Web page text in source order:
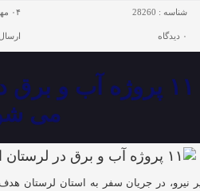
شناسه : 28260 ۰۴ مهر ۱۴۰۴ - ۱۸:۵۳
۰ دیدگاه
١١ پروژه آب و برق
می
نیرو، در جریان سفر به استان لرستان